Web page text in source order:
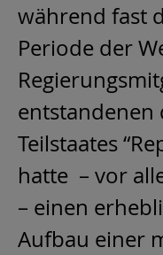
während fast
Periode der
entstandenen
Teilstaates
hatte – vor
– einen
Aufbau einer